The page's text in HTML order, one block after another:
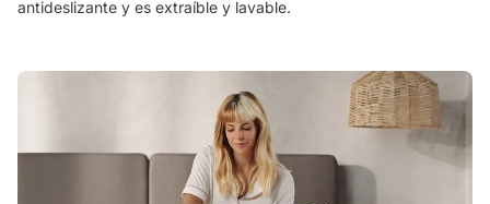
antideslizante y es extraíble y lavable.
mujer